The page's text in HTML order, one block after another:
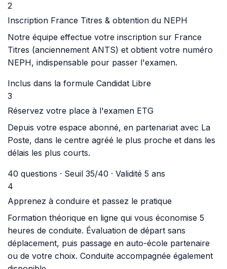
2
Inscription France Titres & obtention du NEPH
Notre équipe effectue votre inscription sur France
Titres (anciennement ANTS) et obtient votre numéro
NEPH, indispensable pour passer l'examen.
Inclus dans la formule Candidat Libre
3
Réservez votre place à l'examen ETG
Depuis votre espace abonné, en partenariat avec La
Poste, dans le centre agréé le plus proche et dans les
délais les plus courts.
40 questions · Seuil 35/40 · Validité 5 ans
4
Apprenez à conduire et passez le pratique
Formation théorique en ligne qui vous économise 5
heures de conduite. Évaluation de départ sans
déplacement, puis passage en auto-école partenaire
ou de votre choix. Conduite accompagnée également